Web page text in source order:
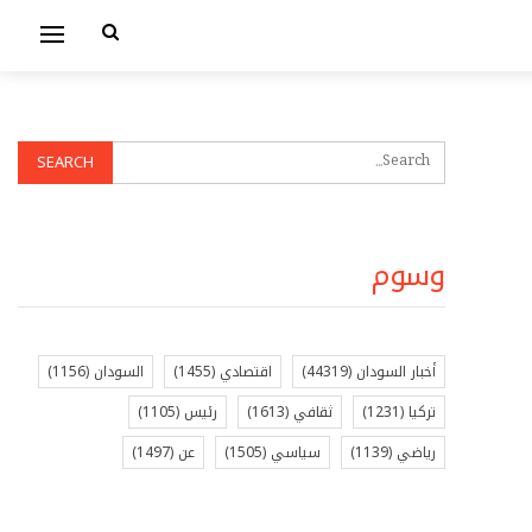
وسوم
أخبار السودان (44319) اقتصادي (1455) السودان (1156)
تركيا (1231) ثقافي (1613) رئيس (1105)
رياضي (1139) سياسي (1505) عن (1497)